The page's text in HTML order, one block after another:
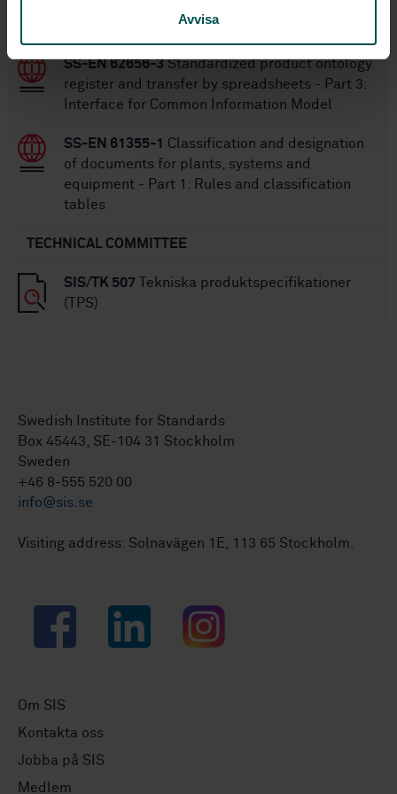
Avvisa
Logical structure for data parcels
SS-EN 62656-3Standardized product ontology
register and transfer by spreadsheets - Part 3:
Interface for Common Information Model
SS-EN 61355-1
Classification and designation
of documents for plants, systems and
equipment - Part 1: Rules and classification
tables
TECHNICAL COMMITTEE
SIS/TK 507 Tekniska produktspecifikationer
(TPS)
Swedish Institute for Standards
Box 45443, SE-104 31 Stockholm
Sweden
+46 8-555 520 00
info@sis.se
Visiting address: Solnavägen 1E, 113 65 Stockholm.
Facebook LinkedIn Instagram
Om SIS
Kontakta oss
Jobba på SIS
Medlem